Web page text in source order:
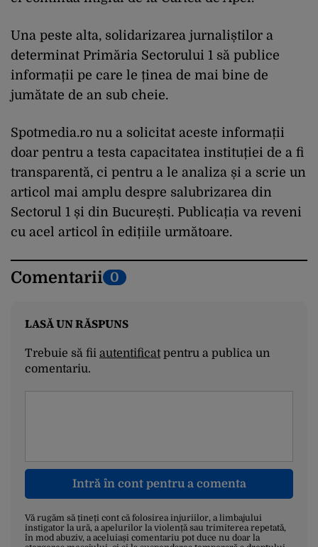
Una peste alta, solidarizarea jurnaliștilor a
determinat Primăria Sectorului 1 să publice
informații pe care le ținea de mai bine de
jumătate de an sub cheie.
Spotmedia.ro nu a solicitat aceste informații
doar pentru a testa capacitatea instituției de a fi
transparentă, ci pentru a le analiza și a scrie un
articol mai amplu despre salubrizarea din
Sectorul 1 și din București. Publicația va reveni
cu acel articol în edițiile următoare.
Comentarii 0
LASĂ UN RĂSPUNS
Trebuie să fii autentificatpentru a publica un
comentariu.
Intră în cont pentru a comenta
Vă rugăm să țineți cont că folosirea injuriilor, a limbajului
instigator la ură, a apelurilor la violență sau trimiterea repetată,
în mod abuziv, a aceluiași comentariu pot duce nu doar la